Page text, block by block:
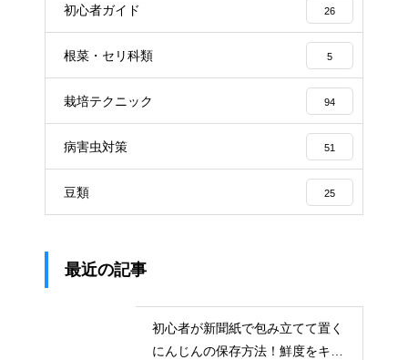
初心者ガイド 26
根菜・セリ科類 5
栽培テクニック 94
病害虫対策 51
豆類 25
最近の記事
初心者が新聞紙で包み立てて置く
にんじんの保存方法！鮮度をキー